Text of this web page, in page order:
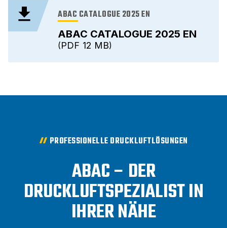
ABAC CATALOGUE 2025 EN
ABAC CATALOGUE 2025 EN
12 MB
PDF
PROFESSIONELLE DRUCKLUFTLÖSUNGEN
ABAC – DER
DRUCKLUFTSPEZIALIST IN
IHRER NÄHE